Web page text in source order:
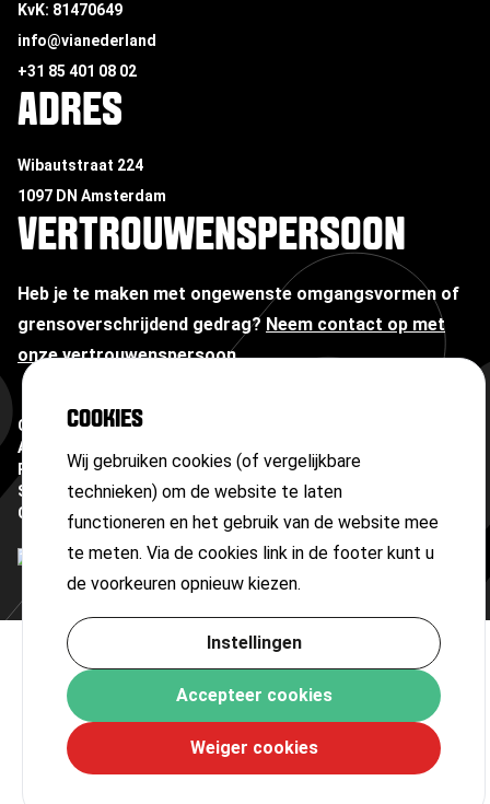
COOKIES
Wij gebruiken cookies (of vergelijkbare
technieken) om de website te laten
functioneren en het gebruik van de website mee
te meten. Via de cookies link in de footer kunt u
de voorkeuren opnieuw kiezen.
Instellingen
Accepteer cookies
Weiger cookies
KvK: 81470649
info@vianederland
+31 85 401 08 02
ADRES
Wibautstraat 224
1097 DN Amsterdam
VERTROUWENSPERSOON
Heb je te maken met ongewenste omgangsvormen of
grensoverschrijdend gedrag? Neem contact op met
onze vertrouwenspersoon
Copyright ©2026
Algemene voorwaarden
Privacyverklaring
Sitemap
Cookies